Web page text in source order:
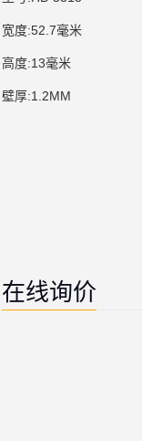
宽度:52.7毫米
高度:13毫米
壁厚:1.2MM
在线询价